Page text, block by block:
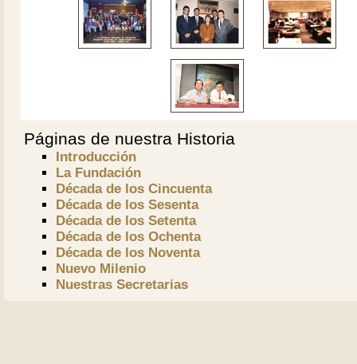
Páginas de nuestra Historia
Introducción
La Fundación
Década de los Cincuenta
Década de los Sesenta
Década de los Setenta
Década de los Ochenta
Década de los Noventa
Nuevo Milenio
Nuestras Secretarias